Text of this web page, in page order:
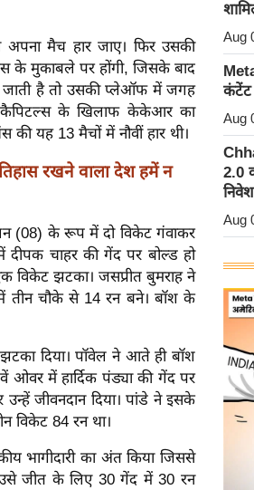
अपना मैच हार जाए। फिर उसकी
के मुकाबले पर होंगी, जिसके बाद
जाती है तो उसकी प्लेऑफ में जगह
कैपिटल्स के खिलाफ केकेआर का
की यह 13 मैचों में नौवीं हार थी।
रखने वाला देश हमें न
(08) के रूप में दो विकेट गंवाकर
चाहर की गेंद पर बोल्ड हो
विकेट झटका। जसप्रीत बुमराह ने
तीन चौके से 14 रन बने। बॉश के
दिया। पॉवेल ने आते ही बॉश
में हार्दिक पंड्या की गेंद पर
जीवनदान दिया। पांडे ने इसके
विकेट 84 रन था।
भागीदारी का अंत किया जिससे
जीत के लिए 30 गेंद में 30 रन
Aug
कंटेंट
Aug
2.0
निवेश
Aug